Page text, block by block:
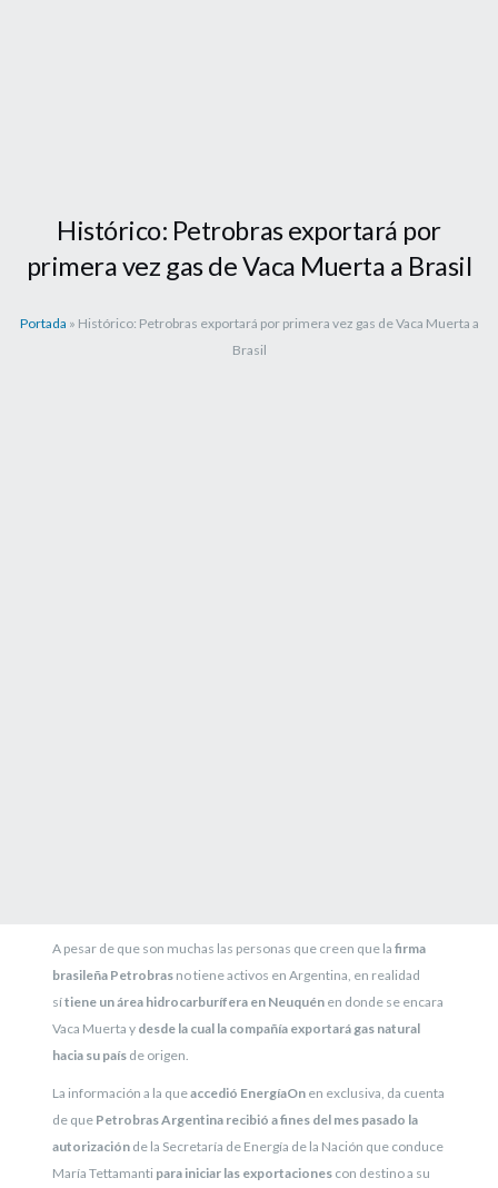
Histórico: Petrobras exportará por
primera vez gas de Vaca Muerta a Brasil
Portada » Histórico: Petrobras exportará por primera vez gas de Vaca Muerta a
Brasil
A pesar de que son muchas las personas que creen que la firma
brasileña Petrobras no tiene activos en Argentina, en realidad
sítiene un área hidrocarburífera en Neuquén en donde se encara
Vaca Muerta y desde la cual la compañía exportará gas natural
hacia su país de origen.
La información a la queaccedió EnergíaOn en exclusiva, da cuenta
de que Petrobras Argentina recibió a fines del mes pasado la
autorización de la Secretaría de Energía de la Nación que conduce
María Tettamanti para iniciar las exportaciones con destino a su